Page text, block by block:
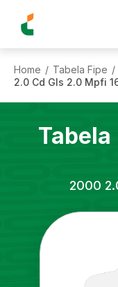
Home / Tabela Fipe /
2.0 Cd Gls 2.0 Mpfi
Tabela
2000